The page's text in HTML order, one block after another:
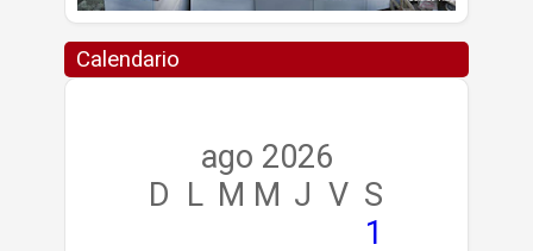
Calendario
ago 2026
D
L M M J V S
1